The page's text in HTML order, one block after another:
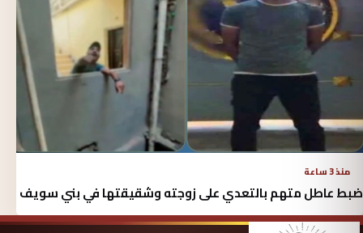
منذ 3 ساعة
ضبط عاطل متهم بالتعدي على زوجته وشقيقتها في بني سويف